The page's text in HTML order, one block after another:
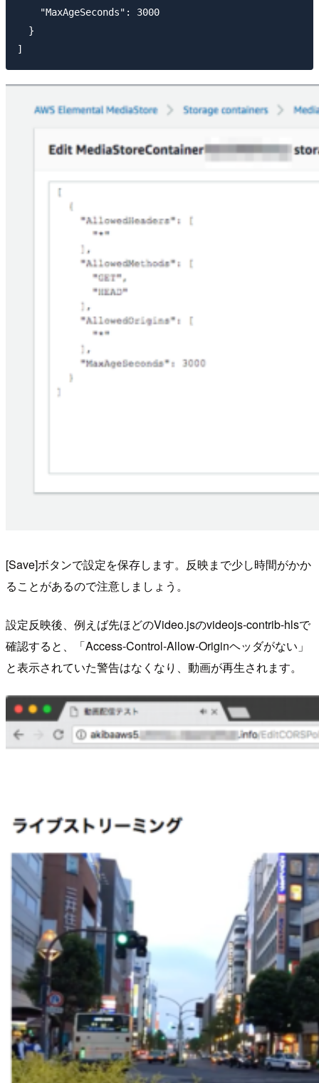
    "MaxAgeSeconds": 3000
  }
[Save]ボタンで設定を保存します。反映まで少し時間がかか
ることがあるので注意しましょう。
設定反映後、例えば先ほどのVideo.jsのvideojs-contrib-hlsで
確認すると、「Access-Control-Allow-Originヘッダがない」
と表示されていた警告はなくなり、動画が再生されます。